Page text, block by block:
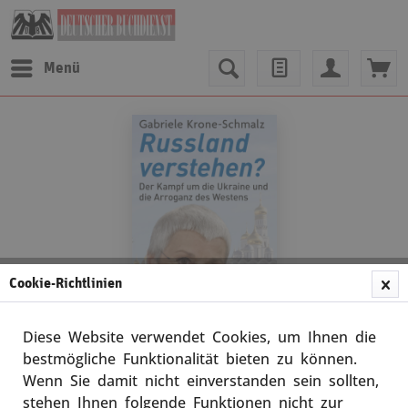
Menü
Gabriele Krone-Schmalz
Cookie-Richtlinien
Diese Website verwendet Cookies, um Ihnen die
bestmögliche Funktionalität bieten zu können.
Wenn Sie damit nicht einverstanden sein sollten,
stehen Ihnen folgende Funktionen nicht zur